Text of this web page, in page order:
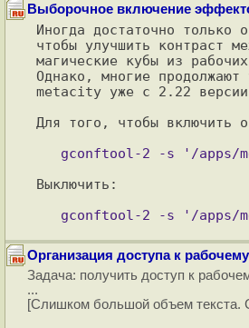
Выборочное включение
Иногда достаточно только
чтобы улучшить контраст
магические кубы из
Однако, многие
metacity уже с 2.22 версии
Для того, чтобы включить
Выключить:
Организация доступа к
Задача: получить доступ к
...
[Слишком большой объем текста.